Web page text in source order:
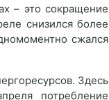
– это сокращение
снизился более
сжался
Здесь
потребление